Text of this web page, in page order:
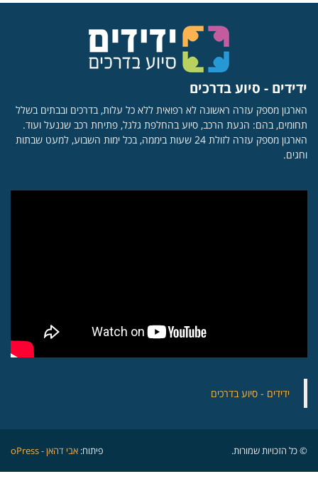
ידידים - סיוע בדרכים
הארגון מספק עזרה ראשונה לא רפואית ללא כל עלות, בדרכים ובבתים בשלל
תחומים, בהם: הנעת הרכב, סיוע בהחלפת גלגל, פתיחת רכב שננעל ועוד.
הארגון מספק עזרה לזולת 24 שעות ביממה, בכל ימות השבוע, למעט שבתות
וחגים.
‏ידידים - סיוע בדרכים
© כל הזכויות שמורות. פיתוח:אבי דהאן - oPress